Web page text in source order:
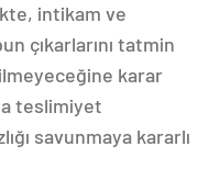
intikam ve
çıkarlarını tatmin
karar
teslimiyet
savunmaya kararlı